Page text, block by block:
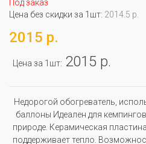
Под заказ
Цена без скидки за 1шт: 2014.5 р.
2015 р.
Цена за 1шт: 2015 р.
Недорогой обогреватель,
баллоны Идеален для
природе. Керамическая
поддерживает тепло.